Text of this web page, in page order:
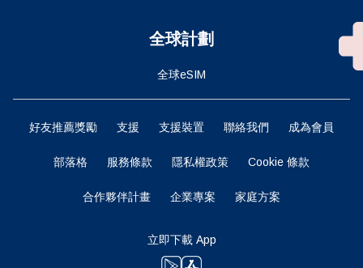
全球計劃
全球eSIM
好友推薦獎勵 支援 支援裝置 聯絡我們 成為會員
部落格 服務條款 隱私權政策 Cookie 條款
合作夥伴計畫 企業專案 家庭方案
立即下載 App